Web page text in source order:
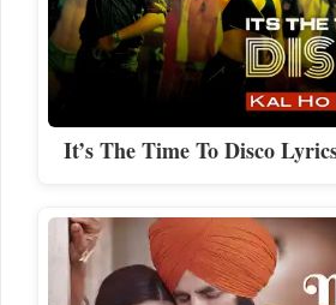
It’s The Time To Disco